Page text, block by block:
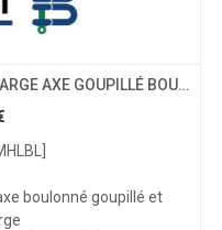
MHLBL - MANILLE LYRE BOUCHE LARGE AXE GOUPILLÉ BOULONNÉ
boulonné goupillé et